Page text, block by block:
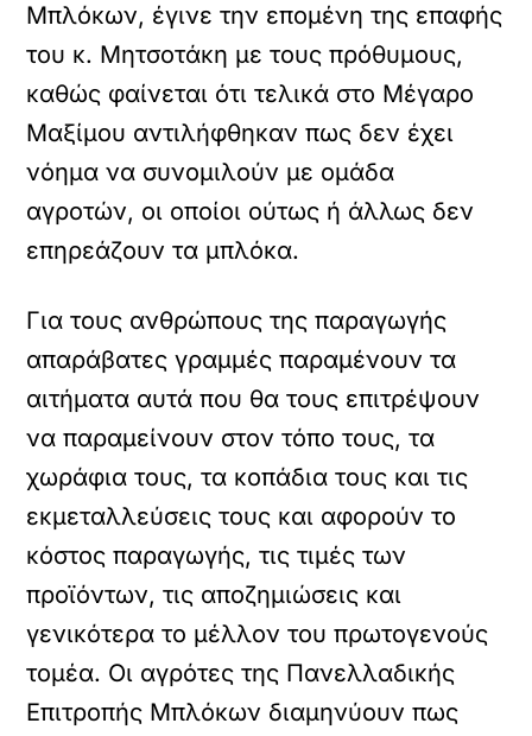
Μπλόκων, έγινε την επομένη της επαφής
του κ. Μητσοτάκη με τους πρόθυμους,
καθώς φαίνεται ότι τελικά στο Μέγαρο
Μαξίμου αντιλήφθηκαν πως δεν έχει
νόημα να συνομιλούν με ομάδα
αγροτών, οι οποίοι ούτως ή άλλως δεν
επηρεάζουν τα μπλόκα.
Για τους ανθρώπους της παραγωγής
απαράβατες γραμμές παραμένουν τα
αιτήματα αυτά που θα τους επιτρέψουν
να παραμείνουν στον τόπο τους, τα
χωράφια τους, τα κοπάδια τους και τις
εκμεταλλεύσεις τους και αφορούν το
κόστος παραγωγής, τις τιμές των
προϊόντων, τις αποζημιώσεις και
γενικότερα το μέλλον του πρωτογενούς
τομέα. Οι αγρότες της Πανελλαδικής
Επιτροπής Μπλόκων διαμηνύουν πως